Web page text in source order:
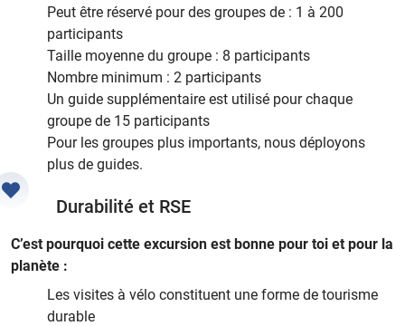
Peut être réservé pour des groupes de : 1 à 200
participants
Taille moyenne du groupe : 8 participants
Nombre minimum : 2 participants
Un guide supplémentaire est utilisé pour chaque
groupe de 15 participants
Pour les groupes plus importants, nous déployons
plus de guides.
Durabilité et RSE
C’est pourquoi cette excursion est bonne pour toi et pour la
planète :
Les visites à vélo constituent une forme de tourisme
durable